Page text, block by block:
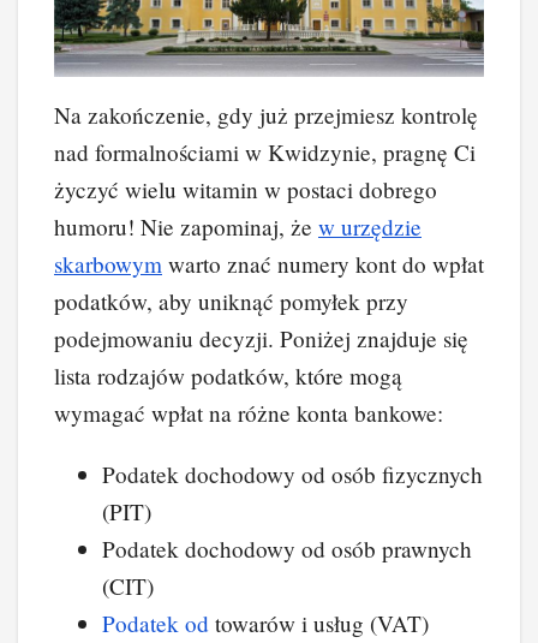
Na zakończenie, gdy już przejmiesz kontrolę
nad formalnościami w Kwidzynie, pragnę Ci
życzyć wielu witamin w postaci dobrego
humoru! Nie zapominaj, że w urzędzie
skarbowym warto znać numery kont do wpłat
podatków, aby uniknąć pomyłek przy
podejmowaniu decyzji. Poniżej znajduje się
lista rodzajów podatków, które mogą
wymagać wpłat na różne konta bankowe:
Podatek dochodowy od osób fizycznych
(PIT)
Podatek dochodowy od osób prawnych
(CIT)
Podatek od towarów i usług (VAT)